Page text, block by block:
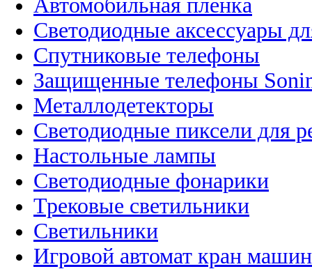
Автомобильная пленка
Светодиодные аксессуары
Спутниковые телефоны
Защищенные телефоны
Металлодетекторы
Светодиодные пиксели для
Настольные лампы
Светодиодные фонарики
Трековые светильники
Светильники
Игровой автомат кран